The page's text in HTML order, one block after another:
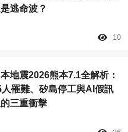
逃命波？
10
本地震2026熊本7.1全解析：
人罹難、矽島停工與AI假訊
三重衝擊